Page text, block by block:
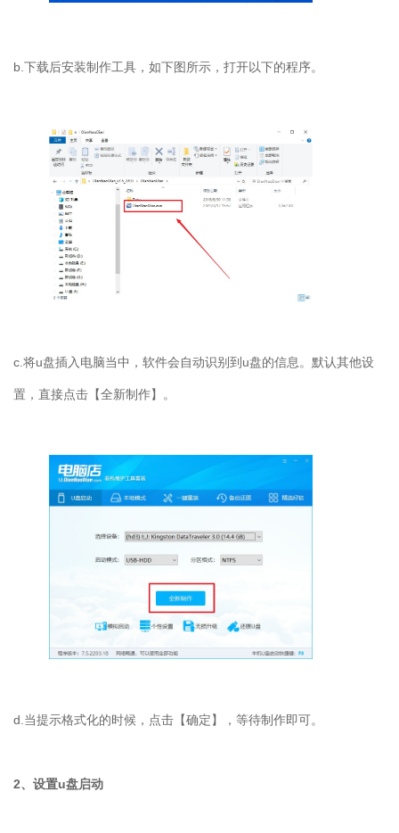
b. 下载后安装制作工具，如下图所示，打开以下的程序。
c. 将u盘插入电脑当中，软件会自动识别到 u盘的信息。默认其他设
置，直接点击【全新制作】。
d.当提示格式化的时候，点击【确定】，等待制作即可。
2、设置u盘启动